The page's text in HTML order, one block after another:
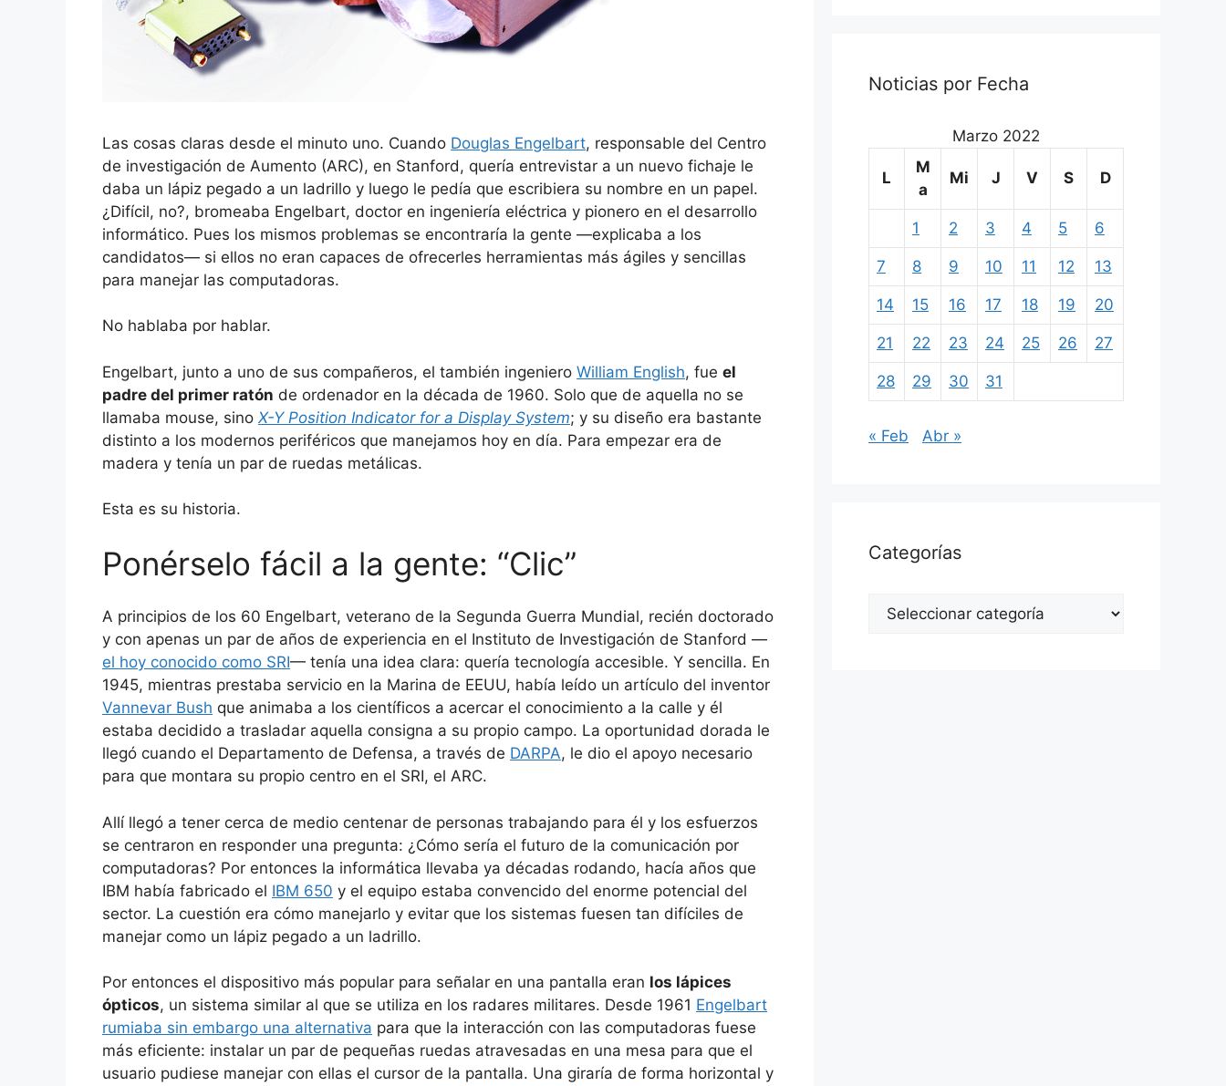
Las cosas claras desde el minuto uno. Cuando Douglas Engelbart, responsable del Centro
de investigación de Aumento (ARC), en Stanford, quería entrevistar a un nuevo fichaje le
daba un lápiz pegado a un ladrillo y luego le pedía que escribiera su nombre en un papel.
¿Difícil, no?, bromeaba Engelbart, doctor en ingeniería eléctrica y pionero en el desarrollo
informático. Pues los mismos problemas se encontraría la gente —explicaba a los
candidatos— si ellos no eran capaces de ofrecerles herramientas más ágiles y sencillas
para manejar las computadoras.
No hablaba por hablar.
Engelbart, junto a uno de sus compañeros, el también ingeniero William English, fue el
padre del primer ratón de ordenador en la década de 1960. Solo que de aquella no se
llamaba mouse, sino X-Y Position Indicator for a Display System; y su diseño era bastante
distinto a los modernos periféricos que manejamos hoy en día. Para empezar era de
madera y tenía un par de ruedas metálicas.
Esta es su historia.
Ponérselo fácil a la gente: “Clic”
A principios de los 60 Engelbart, veterano de la Segunda Guerra Mundial, recién doctorado
y con apenas un par de años de experiencia en el Instituto de Investigación de Stanford —
el hoy conocido como SRI— tenía una idea clara: quería tecnología accesible. Y sencilla. En
1945, mientras prestaba servicio en la Marina de EEUU, había leído un artículo del inventor
Vannevar Bush que animaba a los científicos a acercar el conocimiento a la calle y él
estaba decidido a trasladar aquella consigna a su propio campo. La oportunidad dorada le
llegó cuando el Departamento de Defensa, a través de DARPA, le dio el apoyo necesario
para que montara su propio centro en el SRI, el ARC.
Allí llegó a tener cerca de medio centenar de personas trabajando para él y los esfuerzos
se centraron en responder una pregunta: ¿Cómo sería el futuro de la comunicación por
computadoras? Por entonces la informática llevaba ya décadas rodando, hacía años que
IBM había fabricado el IBM 650 y el equipo estaba convencido del enorme potencial del
sector. La cuestión era cómo manejarlo y evitar que los sistemas fuesen tan difíciles de
manejar como un lápiz pegado a un ladrillo.
Por entonces el dispositivo más popular para señalar en una pantalla eran los lápices
ópticos, un sistema similar al que se utiliza en los radares militares. Desde 1961 Engelbart
rumiaba sin embargo una alternativa para que la interacción con las computadoras fuese
más eficiente: instalar un par de pequeñas ruedas atravesadas en una mesa para que el
usuario pudiese manejar con ellas el cursor de la pantalla. Una giraría de forma horizontal y
Noticias por Fecha
Marzo 2022
L
M
a
Mi J V S D
1 2 3 4 5 6
7 8 9 10 11 12 13
14 15 16 17 18 19 20
21 22 23 24 25 26 27
28 29 30 31
« Feb Abr »
Categorías
Categorías